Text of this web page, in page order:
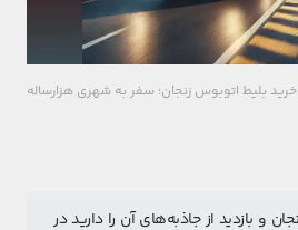
خرید بلیط اتوبوس زنجان؛ سفر به شهری هزارساله